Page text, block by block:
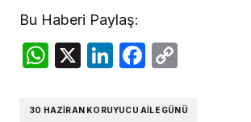
Bu Haberi Paylaş:
WhatsApp
X LinkedIn
Facebook
30 HAZIRAN KORUYUCU AILE GÜNÜ